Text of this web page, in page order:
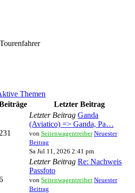
Themen
Letzter Beitrag
231
Letzter Beitrag Ganda
(Aviatico) => Ganda, Pa…
von Seitenwagentreiber Neuester
Beitrag
Sa Jul 11, 2026 2:41 pm
Letzter Beitrag Re: Nachweis
Passfoto
von Seitenwagentreiber Neuester
Beitrag